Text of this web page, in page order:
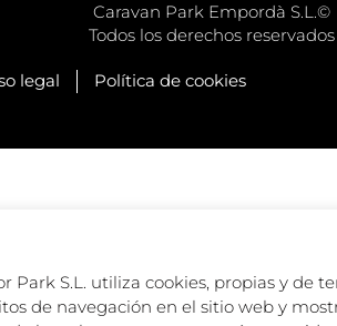
Caravan Park Empordà S.L.©
Todos los derechos reservados
legal Política de cookies
S.L. utiliza cookies, propias y
de navegación en el sitio web y